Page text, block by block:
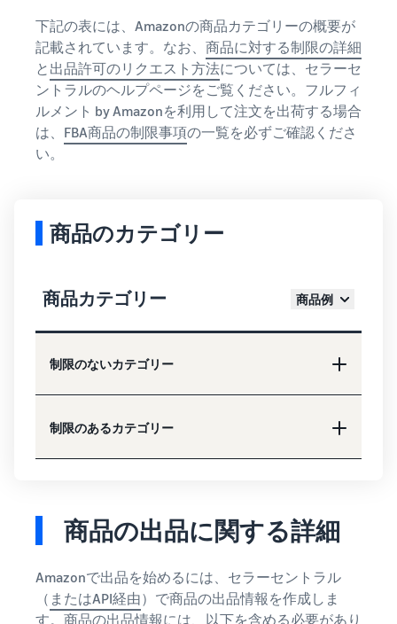
下記の表には、Amazonの商品カテゴリーの概要が
記載されています。なお、 商品に対する制限の詳細
と 出品許可のリクエスト方法については、セラーセ
ントラルのヘルプページをご覧ください。フルフィ
ルメント by Amazonを利用して注文を出荷する場合
は、 FBA商品の制限事項の一覧を必ずご確認くださ
い。
商品のカテゴリー
商品カテゴリー 商品例
制限のないカテゴリー
制限のあるカテゴリー
商品の出品に関する詳細
Amazonで出品を始めるには、セラーセントラル
（ またはAPI経由）で商品の出品情報を作成しま
す。商品の出品情報には、以下を含める必要があり